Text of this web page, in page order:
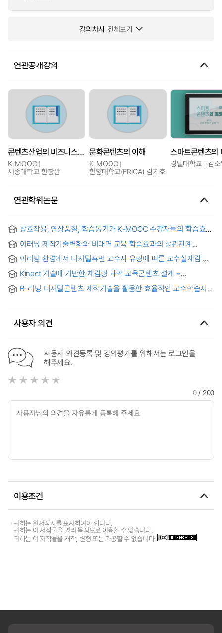
강의차시 전체보기
연관공개강의
콘텐츠산업의 비즈니스 전략
K-MOOC
세종대학교 한창완
문화콘텐츠의 이해
K-MOOC
한양대학교(ERICA) 김치호
스마트콘텐츠의
경일대학교 김
연관학위논문
상호작용, 영상품질, 학습동기가 K-MOOC 수강자들의 학습효과
및 학습만족도에 미치는 영향 요인 연구 = Factors Influencing
Learning Effects and Satisfaction of K-MOOC Participants:
A Study on Interaction, Video Quality, and Learning
Motivation
이러닝 제작기술변화와 비대면 교육 학습효과의 상관관계
분석에 관한 연구 : 수요자 분석 및 전문가 심층 인터뷰를
중심으로 = A Study on the Correlation Analysis between E-
Learning Production Technology Changes and Learning
Effectiveness in Distance Learning - Focusing on
Consumer Analysis and Expert In-depth Interviews -
이러닝 환경에서 디지털휴먼 교수자 유형에 따른 교수실재감 및
학습효과 분석 = Examining the Teaching Presence and
Learning Impact of Digital Human Instructors in e-Learning
Environments
Kinect 기술에 기반한 체감형 과학 교육콘텐츠 설계 =
Experiential Science Education Content Design based on
Kinect technology
B-러닝 디지털콘텐츠 제작기술을 활용한 효율적인 교수학습지원
Method Using B-Learning Digital Contents Production
사용자 의견
사용자 의견등록 및 강의평가를 위해서는 로그인을
해주세요.
0/ 200
이용조건
귀하는 원저작자를 표시하여야 합니다.
귀하는 이 저작물을 영리 목적으로 이용할 수 없습니다.
귀하는 이 저작물을 개작, 변형 또는 가공할 수 없습니다.